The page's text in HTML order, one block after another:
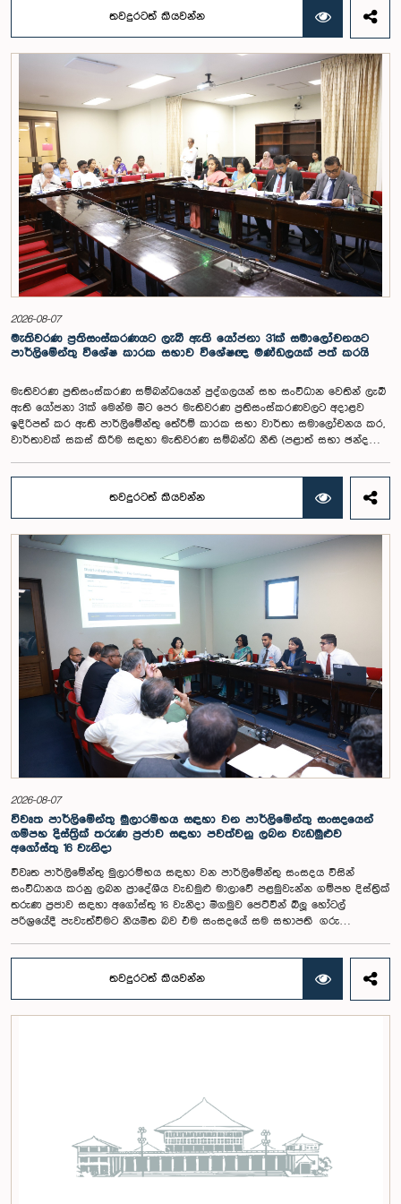
බස්නායක, එම්.කේ.එම්. අස්ලම්, තිලිණ සමරකෝන් සහ චම්පික හෙට්ටිආරච්චි
යන මහත්ම මහත්මීන්ගේ සහභාගීත්වයෙන් මෙම කාරක සභාව
පාර්ලිමේන්තුවේදී පසුගියදා (04) රැස්වූ අවස්ථාවේදීය. ශ්‍රී ලංකා ප්‍රජාතාන්ත්‍රික
සමාජවාදී ජනරජයේ ආණ්ඩුක්‍රම ව්‍යවස්ථාවේ 153(2) ව්‍යවස්ථාව ප්‍රකාරව
විගණකාධිපති ධුරයේ වැටුප් සම්බන්ධයෙන් අදාළ යෝජනාව කාරක සභාවේ
අවධානයට යොමු කර තිබිණි.එහිදී විගණකාධිපතිවරියගේ වගකීම්, රාජ්‍ය මූල්‍ය
අධීක්ෂණය හා විගණන ක්ෂේත්‍රයේ ස්වාධීනත්වය ඇතුළු කරුණු සැලකිල්ලට
ගනිමින් වැටුප් මට්ටම පිළිබඳව කාරක සභා සභාපතිවරයා ඇතුළු මන්ත්‍රීවරුන්
විසින් අදහස් හා යෝජනා ඉදිරිපත් කරන ලදී. ආණ්ඩුක්‍රම ව්‍යස්ථාවේ 170 වෙනි
ව්‍යවස්ථාව ප්‍රකාරව විගණකාධිපති රාජ්‍ය සේවකයකු නොවන බවත් පවත්නා
රාජ්‍ය වැටුප් පරිමාණයෙන් බැහැරව විගණකාධිපතිවරයාගේ වැටුප සඳහා
විශේෂ සැලකිල්ලක් යොමු කළ හැකි බවත් මෙහිදි වැඩිදුරටත් අදහස් දක්වමින්
කාරක සභාව පවසා සිටියේය. යොජිත වැටුප, මීට පෙර සිටි
විගණකාධිපතිවරුන්ගේ වැටුප් ද සලකා බලමින් මෙම තිරණයට එළඹුණ බව
නිලධාරීන් විසින් පවසන ලදී. මිට පෙර, එය ජාතික වැටුප් හා සේවක සංඛ්‍යා
කොමිෂන් සභාවෙන් තිරණය කළ ද වර්තමානයේ එවැනි කොමිසමක් නොමැති
බවත් නිලධාරීහු සදහන් කළහ.විගණකාධිපතිවරිය සඳහා යෝජිත වැටුප්
මට්ටම අනුමත කළ ද, එම තනතුරට පැවරී ඇති වගකීම් සහ කාර්යභාරය
සැලකිල්ලට ගනිමින් වැටුප තවදුරටත් ඉහළ මට්ටමක පැවතිය යුතු බවට කාරක
සභා සභාපතිවරයා ඇතුළු මන්ත්‍රීවරුන්ගේ අදහස විය. ඒ අනුව, අදාළ වැටුප්
මට්ටම සම්බන්ධයෙන් ඉදිරියේදී තවදුරටත් අවධානය යොමු කර අවශ්‍ය තීරණ
ගැනීමේ අවශ්‍යතාව ද කාරක සභාවේදී පෙන්වා දුන් අතර ස්ථිර සහ ස්වධින
වැටුප් හා සේවක සංඛ්‍යා කොමිෂන් සභාවක් ස්ථාපිත කරන ලෙස කාරක
තවදුරටත් කියවන්න
2026-08-07
මැතිවරණ ප්‍රතිසංස්කරණයට ලැබී ඇති යෝජනා 31ක් සමාලෝචනයට
පාර්ලිමේන්තු විශේෂ කාරක සභාව විශේෂඥ මණ්ඩලයක් පත් කරයි
මැතිවරණ ප්‍රතිසංස්කරණ සම්බන්ධයෙන් පුද්ගලයන් සහ සංවිධාන වෙතින් ලැබී
ඇති යෝජනා 31ක් මෙන්ම මීට පෙර මැතිවරණ ප්‍රතිසංස්කරණවලට අදාළව
ඉදිරිපත් කර ඇති පාර්ලිමේන්තු තේරීම් කාරක සභා වාර්තා සමාලෝචනය කර,
වාර්තාවක් සකස් කිරීම සඳහා මැතිවරණ සම්බන්ධ නීති (පළාත් සභා ඡන්ද
කාරක සභාව රාජ්‍ය පරිපාලන, පළාත් සභා සහ පළාත් පාලන ගරු අමාත්‍ය
මහාචාර්ය ඒ.එච්.එම්.එච්. අබයරත්න මහතාගේ සභාපතිත්වයෙන්
පාර්ලිමේන්තුවේදී පසුගියදා රැස් වූ අවස්ථාවේදීය.එහිදී 2004, 2007 සහ 2022
වසරවල පාර්ලිමේන්තු තේරීම් කාරක සභා වාර්තා මෙන්ම පුද්ගලයන් හා
සංවිධාන විසින් ඉදිරිපත් කර ඇති යෝජනා 31ක් පදනම් කර ගනිමින් මැතිවරණ
ප්‍රතිසංස්කරණ සම්බන්ධයෙන් දීර්ඝ ලෙස සාකච්ඡා කෙරිණි.සාකච්ඡාවේදී පළාත්
පාලන මැතිවරණ ක්‍රමය සඳහා මිශ්‍ර මැතිවරණ ක්‍රමයක් හඳුන්වා දීම, සුළු පක්ෂ
හා සුළුතර කණ්ඩායම්වල නියෝජනය තහවුරු කිරීම, කාන්තා නියෝජනය
වැඩිදියුණු කිරීම, විද්‍යුත් ඡන්ද ක්‍රමවේදයක් හඳුන්වා දීම සහ කල්තියා ඡන්දය
ප්‍රකාශ කිරීමේ පහසුකම් සැලසීම ඇතුළු යෝජනා පිළිබඳව අවධානය යොමු
විය. එමෙන්ම විදේශගත ශ්‍රී ලාංකිකයන්ට ඡන්ද අයිතිය ලබාදීම සම්බන්ධයෙන්
වන යෝජනා පිළිබඳව ද සලකා බැලුණු අතර, ඒ සඳහා අවශ්‍ය නීතිමය හා
පරිපාලනමය ප්‍රතිපාදන පිළිබඳ වැඩිදුර අධ්‍යයනය කිරීමේ අවශ්‍යතාව
අවධාරණය කෙරිණි.කාරක සභාව විසින් පත් කළ විශේෂඥ මණ්ඩලය මඟින්
ලැබී ඇති යෝජනා 31 සහ පූර්ව පාර්ලිමේන්තු තේරීම් කාරක සභා වාර්තා
විශ්ලේෂණය කර ප්‍රායෝගික නිර්දේශ සහිත වාර්තාවක් සකස් කිරීමට නියමිත
අතර, එම නිර්දේශ සමාලෝචනය කිරීම සඳහා ඉදිරි කටයුතු සිදු කිරීමට කාරක
සභාව තීරණය කළේය.මෙම රැස්වීමට කාරක සභා සාමාජික ගරු අමාත්‍ය
ආචාර්ය උපාලි පන්නිලගේ මහතා සහ ගරු පාර්ලිමේන්තු මන්ත්‍රීවරුන් වන රවී
කරුණානායක, රුවන්තිලක ජයකොඩි සහ කදිරවේලු ෂන්මුගම් කුගදාසන් යන
මහත්වරු සහභාගී වූහ.
තවදුරටත් කියවන්න
2026-08-07
විවෘත පාර්ලිමේන්තු මුලාරම්භය සඳහා වන පාර්ලිමේන්තු සංසදයෙන්
ගම්පහ දිස්ත්‍රික් තරුණ ප්‍රජාව සඳහා පවත්වනු ලබන වැඩමුළුව
අගෝස්තු 16 වැනිදා
විවෘත පාර්ලිමේන්තු මුලාරම්භය සඳහා වන පාර්ලිමේන්තු සංසදය විසින්
සංවිධානය කරනු ලබන ප්‍රාදේශීය වැඩමුළු මාලාවේ පළමුවැන්න ගම්පහ දිස්ත්‍රික්
තරුණ ප්‍රජාව සඳහා අගෝස්තු 16 වැනිදා මීගමුව ජෙට්වින් බ්ලූ හෝටල්
පරිශ්‍රයේදී පැවැත්වීමට නියමිත බව එම සංසදයේ සම සභාපති ගරු
සහභාගීත්වයෙන් විවෘත පාර්ලිමේන්තු සංකල්පය තවදුරටත් ප්‍රවර්ධනය කිරීමේ
අරමුණින් මෙම වැඩමුළු මාලාව සංවිධානය කෙරෙන අතර සංසදයේ සාමාජික
මන්ත්‍රීවරු මෙන්ම ගම්පහ දිස්ත්‍රික් පාර්ලිමේන්තු මන්ත්‍රීවරුන් ද මෙම අවස්ථාවට
සංසදයේ සාමාජික මන්ත්‍රීවරු සහ වැඩමුළු මාලාව සඳහා අනුග්‍රාහකත්වය
සපයන සංවර්ධන සහකරු වන CII (Coalition for Inclusive Impact)
ආයතනයේ නියෝජිතයෝ එක්ව සිටියහ.මෙම වැඩමුළුව සඳහා සහභාගීවීමට
අපේක්ෂා කරන ගම්පහ දිස්ත්‍රික්කයේ වයස අවු 18 – 35 අතර තරුණ තරුණියන්
https://forms.gle/aVp5UzhLbtPSmVap8 සබැඳිය ඔස්සේ අදාළ පෝරමය
සම්පූර්ණ කොට ලියාපදිංචි විය විය යුතුය.
තවදුරටත් කියවන්න